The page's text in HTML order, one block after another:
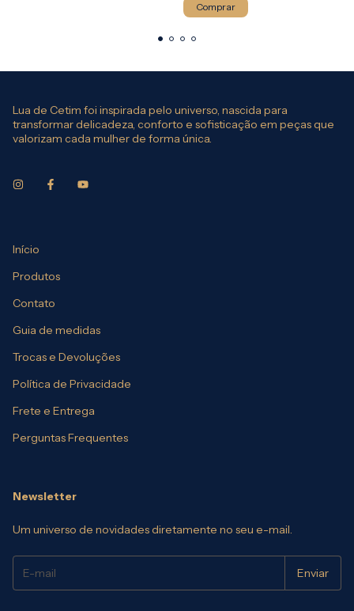
Comprar
Lua de Cetim foi inspirada pelo universo, nascida para
transformar delicadeza, conforto e sofisticação em peças que
valorizam cada mulher de forma única.
Início
Produtos
Contato
Guia de medidas
Trocas e Devoluções
Política de Privacidade
Frete e Entrega
Perguntas Frequentes
Newsletter
Um universo de novidades diretamente no seu e-mail.